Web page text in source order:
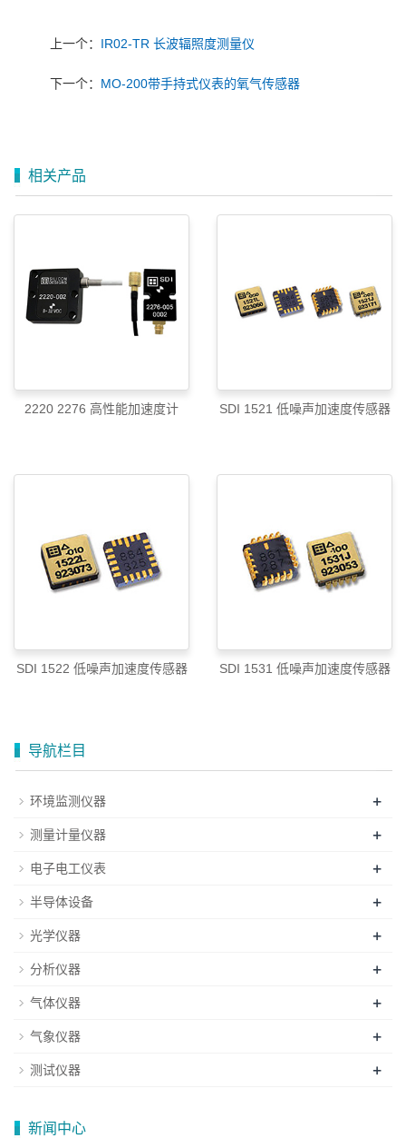
上一个： IR02-TR 长波辐照度测量仪
下一个： MO-200带手持式仪表的氧气传感器
相关产品
2220 2276 高性能加速度计 SDI 1521 低噪声加速度传感器
SDI 1522 低噪声加速度传感器 SDI 1531 低噪声加速度传感器
导航栏目
环境监测仪器 +
测量计量仪器 +
电子电工仪表 +
半导体设备 +
光学仪器 +
分析仪器 +
气体仪器 +
气象仪器 +
测试仪器 +
新闻中心